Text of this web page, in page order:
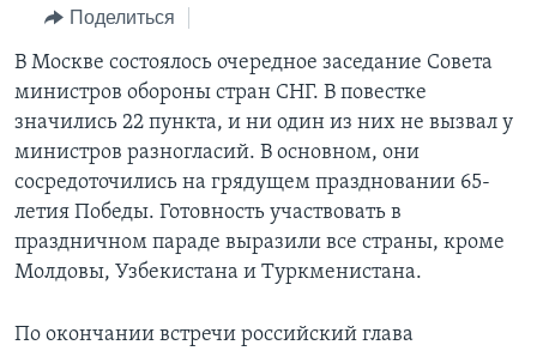
Перейти
поиск
ПОЧЕМУ ЭТО ВАЖНО?
ДИСКУССИЯ VOA
ДЕТАЛИ
НЬЮ-ЙОРК NEW YORK
АМЕРИКА. БОЛЬШОЕ ПУТЕШЕСТВИЕ
А КАК В АМЕРИКЕ?
АРТЕФАКТЫ
АМЕРИКАНСКИЕ ГОРОДКИ
ТЕСТЫ
ФАКТЫ ПРОТИВ ФЕЙКОВ
ЗА СВОБОДУ ПРЕССЫ
УЧИМ АНГЛИЙСКИЙ
ВИДЕО
ПОДПИСКА НА НОВОСТИ
Learning English
Поделиться
В Москве состоялось очередное заседание Совета
министров обороны стран СНГ. В повестке
значились 22 пункта, и ни один из них не вызвал у
министров разногласий. В основном, они
сосредоточились на грядущем праздновании 65-
летия Победы. Готовность участвовать в
праздничном параде выразили все страны, кроме
Молдовы, Узбекистана и Туркменистана.
По окончании встречи российский глава